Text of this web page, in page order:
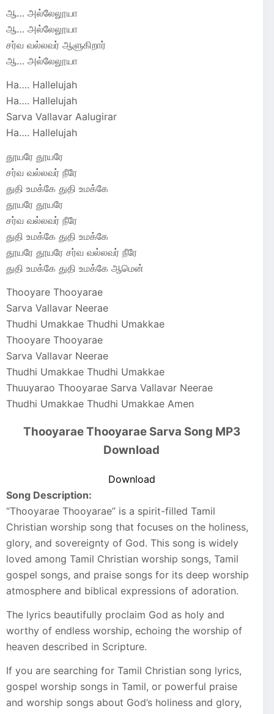
ஆ… அல்லேலூயா
ஆ… அல்லேலூயா
சர்வ வல்லவர் ஆளுகிறார்
ஆ… அல்லேலூயா
Ha…. Hallelujah
Ha…. Hallelujah
Sarva Vallavar Aalugirar
Ha…. Hallelujah
தூயரே தூயரே
சர்வ வல்லவர் நீரே
துதி உமக்கே துதி உமக்கே
தூயரே தூயரே
சர்வ வல்லவர் நீரே
துதி உமக்கே துதி உமக்கே
தூயரே தூயரே சர்வ வல்லவர் நீரே
துதி உமக்கே துதி உமக்கே ஆமென்
Thooyare Thooyarae
Sarva Vallavar Neerae
Thudhi Umakkae Thudhi Umakkae
Thooyare Thooyarae
Sarva Vallavar Neerae
Thudhi Umakkae Thudhi Umakkae
Thuuyarao Thooyarae Sarva Vallavar Neerae
Thudhi Umakkae Thudhi Umakkae Amen
Thooyarae Thooyarae Sarva Song MP3
Download
Download
Song Description:
“Thooyarae Thooyarae” is a spirit-filled Tamil
Christian worship song that focuses on the holiness,
glory, and sovereignty of God. This song is widely
loved among Tamil Christian worship songs, Tamil
gospel songs, and praise songs for its deep worship
atmosphere and biblical expressions of adoration.
The lyrics beautifully proclaim God as holy and
worthy of endless worship, echoing the worship of
heaven described in Scripture.
If you are searching for Tamil Christian song lyrics,
gospel worship songs in Tamil, or powerful praise
and worship songs about God’s holiness and glory,